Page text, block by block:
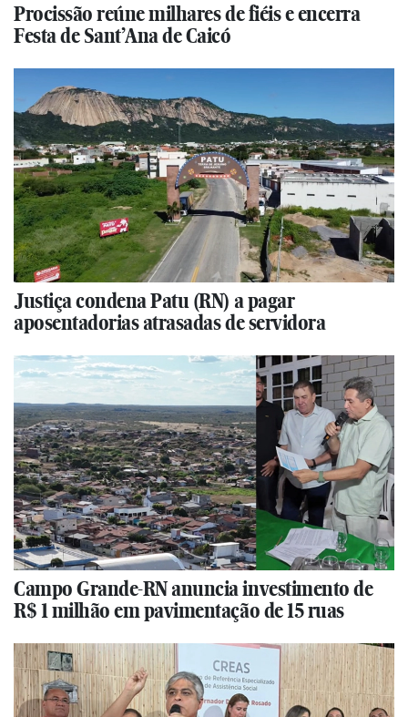
Procissão reúne milhares de fiéis e encerra
Festa de Sant’Ana de Caicó
Justiça condena Patu (RN) a pagar
aposentadorias atrasadas de servidora
Campo Grande-RN anuncia investimento de
R$ 1 milhão em pavimentação de 15 ruas